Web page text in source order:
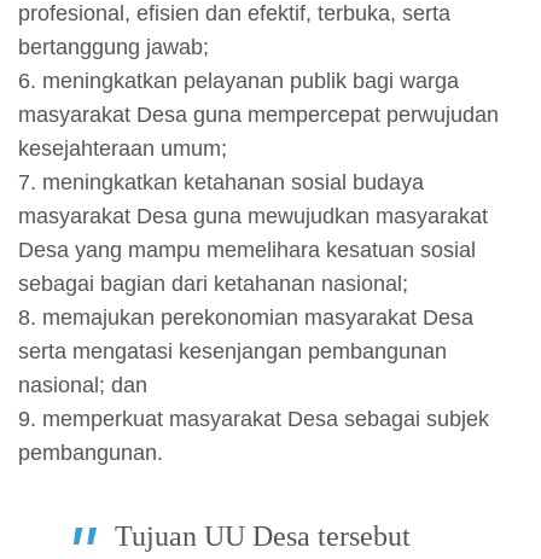
profesional, efisien dan efektif, terbuka, serta
bertanggung jawab;
6. meningkatkan pelayanan publik bagi warga
masyarakat Desa guna mempercepat perwujudan
kesejahteraan umum;
7. meningkatkan ketahanan sosial budaya
masyarakat Desa guna mewujudkan masyarakat
Desa yang mampu memelihara kesatuan sosial
sebagai bagian dari ketahanan nasional;
8. memajukan perekonomian masyarakat Desa
serta mengatasi kesenjangan pembangunan
nasional; dan
9. memperkuat masyarakat Desa sebagai subjek
pembangunan.
Tujuan UU Desa tersebut